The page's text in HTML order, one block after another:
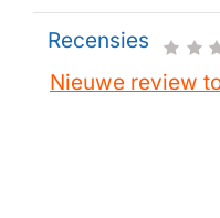
HUISMERK
Recensies
Nieuwe review